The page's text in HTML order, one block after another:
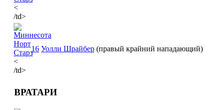
<
/td>
<
/td>
16 Уолли Шрайбер (правый крайний нападающий)
ВРАТАРИ